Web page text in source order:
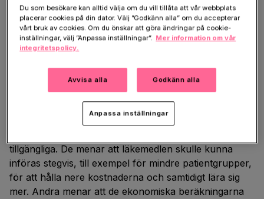
NT-rådet inte behandlingen, eftersom underlaget är
osäkert, kostnaden hög och det finns risk för
biverkningar.
När hopp möter systemets
gränser
För patienter och anhöriga kan det vara svårt att
tillgängliga. De menar att läkemedlen skulle kunna
införas stegvis, till exempel för mindre patientgrupper,
för att hålla nere kostnaderna och samtidigt lära sig
mer. Andra menar att de ekonomiska beräkningarna
Du som besökare kan alltid välja om du vill tillåta att vår webbplats
placerar cookies på din dator. Välj ”Godkänn alla” om du accepterar
vårt bruk av cookies. Om du önskar att göra ändringar på cookie-
inställningar, välj ”Anpassa inställningar”. Mer information om vår
integritetspolicy.
Avvisa alla Godkänn alla
Anpassa inställningar